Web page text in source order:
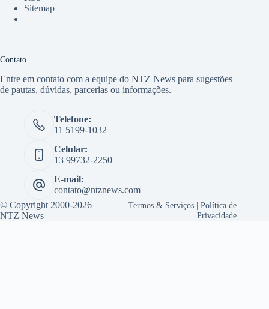
Sitemap
Contato
Entre em contato com a equipe do NTZ News para sugestões
de pautas, dúvidas, parcerias ou informações.
Telefone:
11 5199-1032
Celular:
13 99732-2250
E-mail:
contato@ntznews.com
© Copyright 2000-2026
NTZ News
Termos & Serviços |Política de
Privacidade